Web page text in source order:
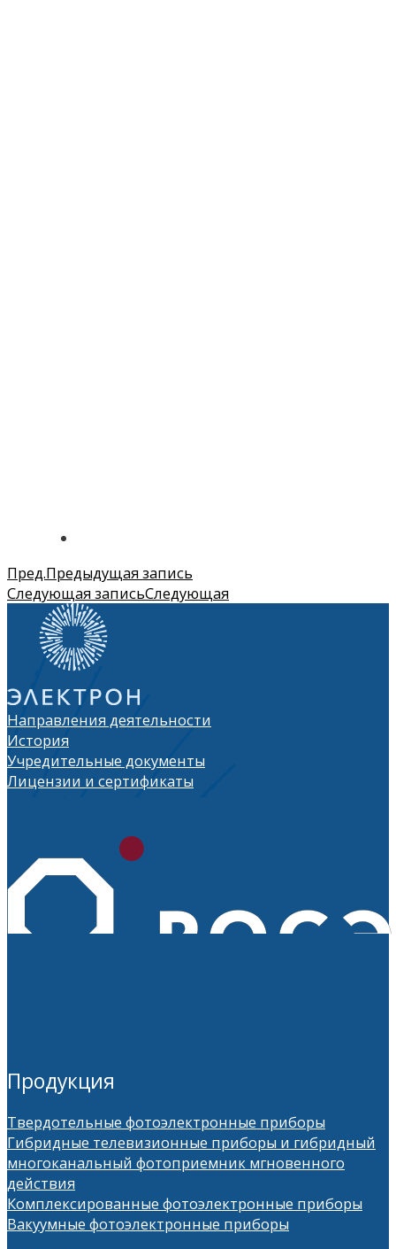
Пред.Предыдущая запись
Следующая записьСледующая
Направления деятельности
История
Учредительные документы
Лицензии и сертификаты
Продукция
Твердотельные фотоэлектронные приборы
Гибридные телевизионные приборы и гибридный
многоканальный фотоприемник мгновенного
действия
Комплексированные фотоэлектронные приборы
Вакуумные фотоэлектронные приборы